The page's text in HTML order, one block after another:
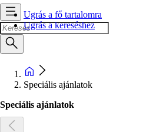
Ugrás a fő tartalomra
Ugrás a kereséshez
Speciális ajánlatok
Speciális ajánlatok